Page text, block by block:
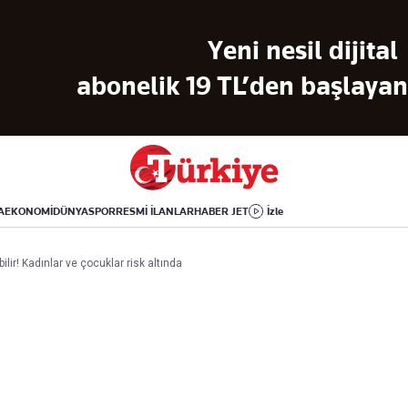
Yeni nesil dijital
abonelik 19 TL’den
EKONOMİDÜNYASPORRESMİ İLANLARHABER JET İzle
İsrail-Gazze
Yemek
Aktüel
Sinema
Kitap
Kadınlar ve çocuklar risk altında